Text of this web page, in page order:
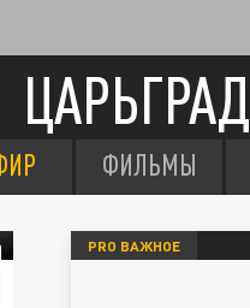
ЦАРЬГРАД
ФИЛЬМЫ
PRO ВАЖНОЕ